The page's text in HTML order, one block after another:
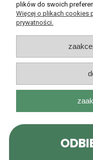
Rarytasy Dolnośląskie |
pokaż
plików do swoich
Więcej o plikach cookies
prywatności.